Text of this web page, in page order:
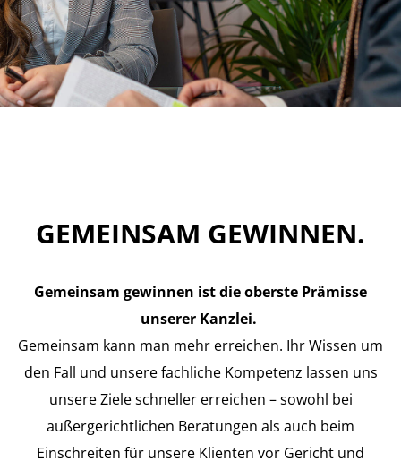
GEMEINSAM GEWINNEN.
Gemeinsam gewinnen ist die oberste Prämisse
unserer Kanzlei.
Gemeinsam kann man mehr erreichen. Ihr Wissen um
den Fall und unsere fachliche Kompetenz lassen uns
unsere Ziele schneller erreichen – sowohl bei
außergerichtlichen Beratungen als auch beim
Einschreiten für unsere Klienten vor Gericht und